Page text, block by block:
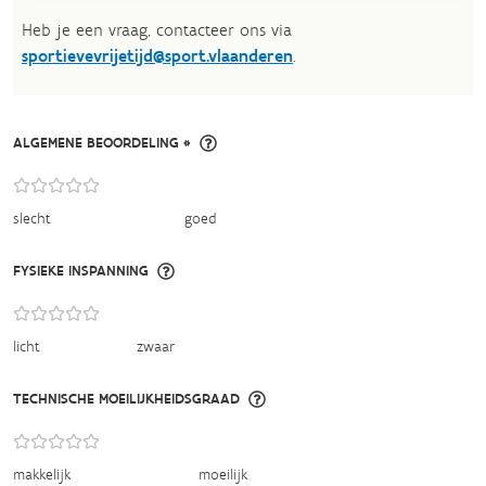
Heb je een vraag, contacteer ons via
sportievevrijetijd@sport.vlaanderen.​
ALGEMENE BEOORDELING *
slecht goed
FYSIEKE INSPANNING
licht zwaar
TECHNISCHE MOEILIJKHEIDSGRAAD
makkelijk moeilijk